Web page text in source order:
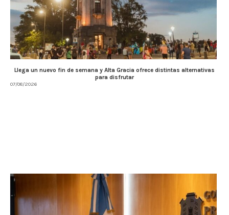
Llega un nuevo fin de semana y Alta Gracia ofrece distintas alternativas
para disfrutar
07/08/2026